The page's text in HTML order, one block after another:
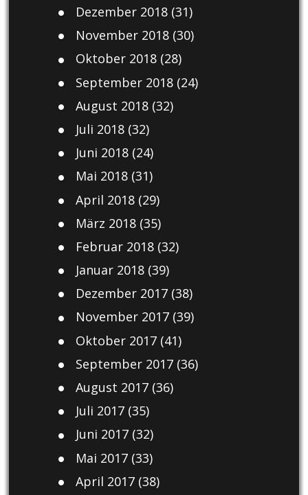
Dezember 2018(31)
November 2018(30)
Oktober 2018(28)
September 2018(24)
August 2018(32)
Juli 2018(32)
Juni 2018(24)
Mai 2018(31)
April 2018(29)
März 2018(35)
Februar 2018(32)
Januar 2018(39)
Dezember 2017(38)
November 2017(39)
Oktober 2017(41)
September 2017(36)
August 2017(36)
Juli 2017(35)
Juni 2017(32)
Mai 2017(33)
April 2017(38)